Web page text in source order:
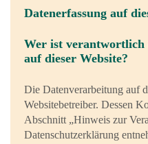
Datenerfassung auf
Wer ist verantwortlich
auf dieser Website?
Die Datenverarbeitung auf
Websitebetreiber. Dessen
Abschnitt „Hinweis zur
Datenschutzerklärung